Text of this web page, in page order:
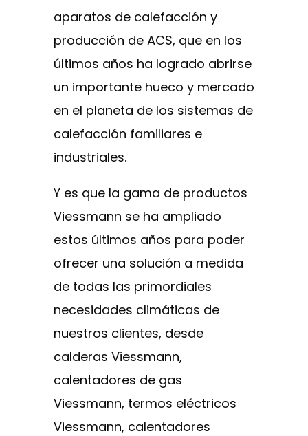
aparatos de calefacción y
producción de ACS, que en los
últimos años ha logrado abrirse
un importante hueco y mercado
en el planeta de los sistemas de
calefacción familiares e
industriales.
Y es que la gama de productos
Viessmann se ha ampliado
estos últimos años para poder
ofrecer una solución a medida
de todas las primordiales
necesidades climáticas de
nuestros clientes, desde
calderas Viessmann,
calentadores de gas
Viessmann, termos eléctricos
Viessmann, calentadores